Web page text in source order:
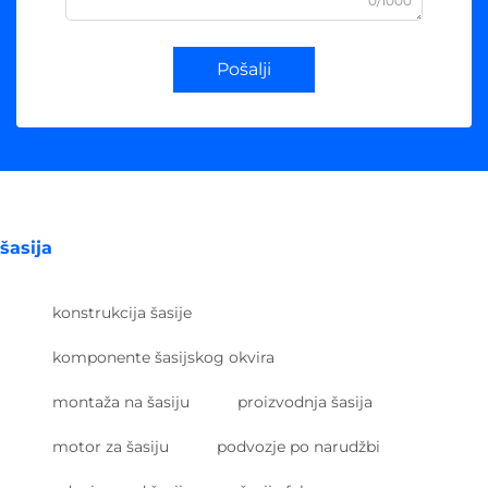
Pošalji
šasija
konstrukcija šasije
komponente šasijskog okvira
montaža na šasiju proizvodnja šasija
motor za šasiju podvozje po narudžbi